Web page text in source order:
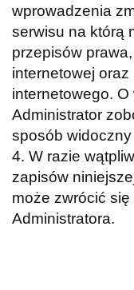
wprowadzenia
serwisu na którą
przepisów
internetowej
internetowego.
Administrator
sposób widoczny
4. W razie
zapisów
może zwrócić
Administratora.